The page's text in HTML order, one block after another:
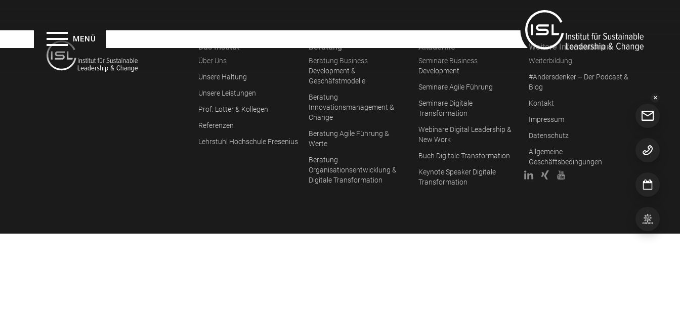
MENÜ
✕
Das Institut
Über Uns
Unsere Haltung
Unsere Leistungen
Prof. Lotter & Kollegen
Referenzen
Lehrstuhl Hochschule Fresenius
Beratung
Beratung Business
Development &
Geschäfstmodelle
Beratung
Innovationsmanagement &
Change
Beratung Agile Führung &
Werte
Beratung
Organisationsentwicklung &
Digitale Transformation
Akademie
Seminare Business
Development
Seminare Agile Führung
Seminare Digitale
Transformation
Webinare Digital Leadership &
New Work
Buch Digitale Transformation
Keynote Speaker Digitale
Transformation
Weitere Informationen
Weiterbildung
#Andersdenker – Der Podcast &
Blog
Kontakt
Impressum
Datenschutz
Allgemeine
Geschäftsbedingungen